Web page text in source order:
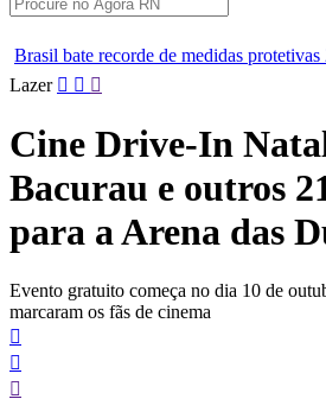
medidas protetivas 20 anos após Lei
Pular
conteúdo
Lazer
Cine Drive-In
Bacurau e outros
para a Arena das
Evento gratuito começa no dia 10 de
marcaram os fãs de cinema